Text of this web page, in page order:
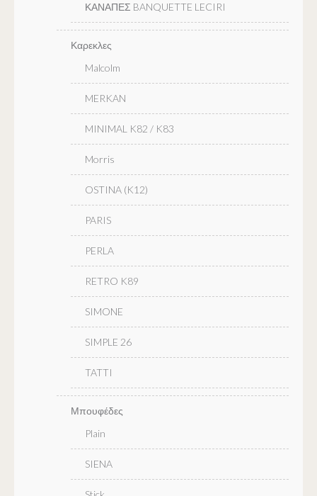
ΚΑΝΑΠΕΣ BANQUETTE LECIRI
Καρεκλες
Malcolm
MERKAN
MINIMAL K82 / K83
Morris
OSTINA (K12)
PARIS
PERLA
RETRO K89
SIMONE
SIMPLE 26
TATTI
Μπουφέδες
Plain
SIENA